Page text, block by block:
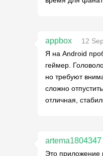
appbox
12
Я на Android
геймер.
но требуют
сложно
отличная,
artema1804347
Это приложение